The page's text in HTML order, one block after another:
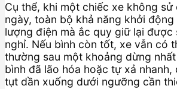
Cụ thể, khi một chiếc xe không sử
ngày, toàn bộ khả năng khởi
lượng điện mà ắc quy giữ lại được
nghỉ. Nếu bình còn tốt, xe vẫn có
thường sau một khoảng dừng
bình đã lão hóa hoặc tự xả nhanh,
tụt dần xuống dưới ngưỡng cần